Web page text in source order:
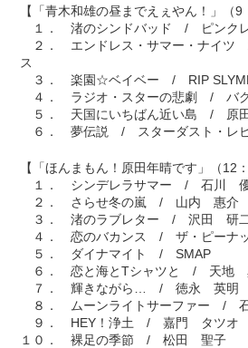
【「青木和雄の昼までえぇやん！」（9
１． 渚のシンドバッド / ピンク
２． エンドレス・サマー・ナイツ
ス
３． 楽園☆ベイベー / RIP
４． ラジオ・スターの悲劇 / バ
５． 天国にいちばん近い島 / 原
６． 夢伝説 / スターダスト・レ
【「ほんまもん！原田年晴です」（12
１． シンデレラサマー / 石川
２． さらせ冬の嵐 / 山内 惠介
３． 渚のラブレター / 沢田 研
４． 恋のバカンス / ザ・ピーナ
５． ダイナマイト / SMAP
６． 恋と海とTシャツと / 天地
７． 輝きながら… / 徳永 英明
８． ムーンライトサーファー /
９． HEY！浄土 / 嘉門 タツオ
１０． 裸足の季節 / 松田 聖子